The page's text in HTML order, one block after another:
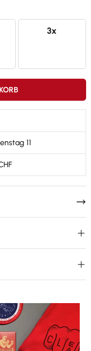
hergestellt
3x
11